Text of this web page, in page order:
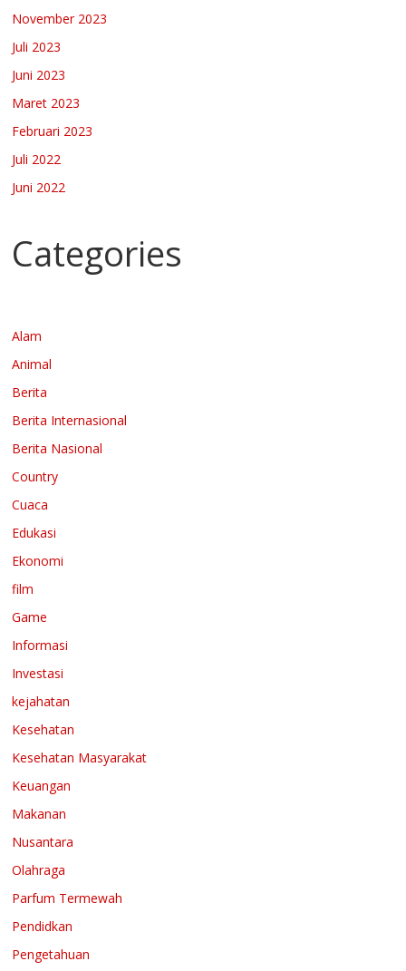
November 2023
Juli 2023
Juni 2023
Maret 2023
Februari 2023
Juli 2022
Juni 2022
Categories
Alam
Animal
Berita
Berita Internasional
Berita Nasional
Country
Cuaca
Edukasi
Ekonomi
film
Game
Informasi
Investasi
kejahatan
Kesehatan
Kesehatan Masyarakat
Keuangan
Makanan
Nusantara
Olahraga
Parfum Termewah
Pendidkan
Pengetahuan